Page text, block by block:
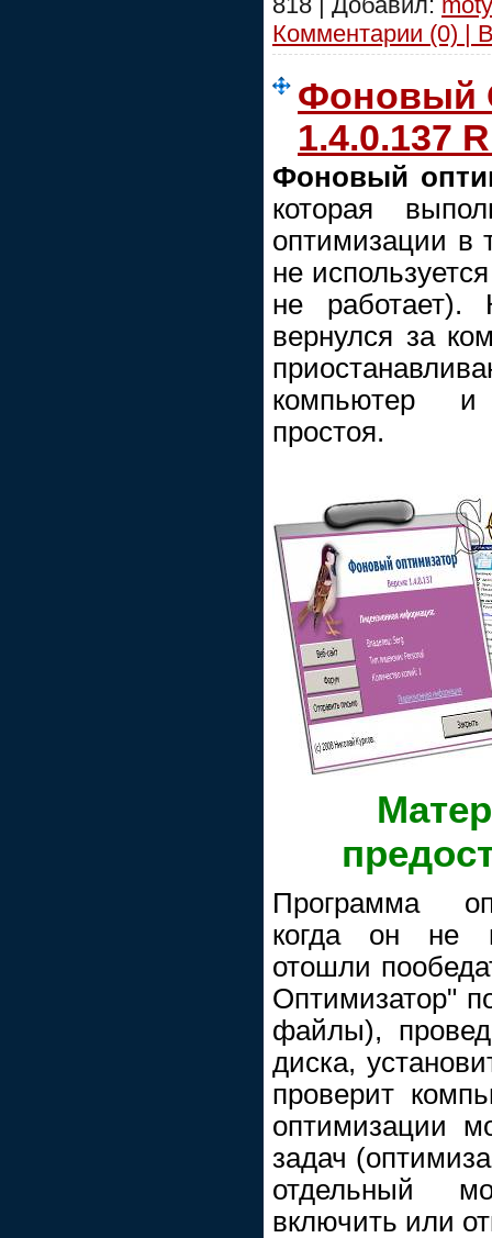
Комментарии (0) |
Фоновый
1.4.0.137
Фоновый
которая
оптимизации в
не
не работает).
вернулся за
компьютер
простоя.
Программа
когда он не
отошли
Оптимизатор"
файлы),
диска,
проверит
оптимизации
задач
отдельный
включить или